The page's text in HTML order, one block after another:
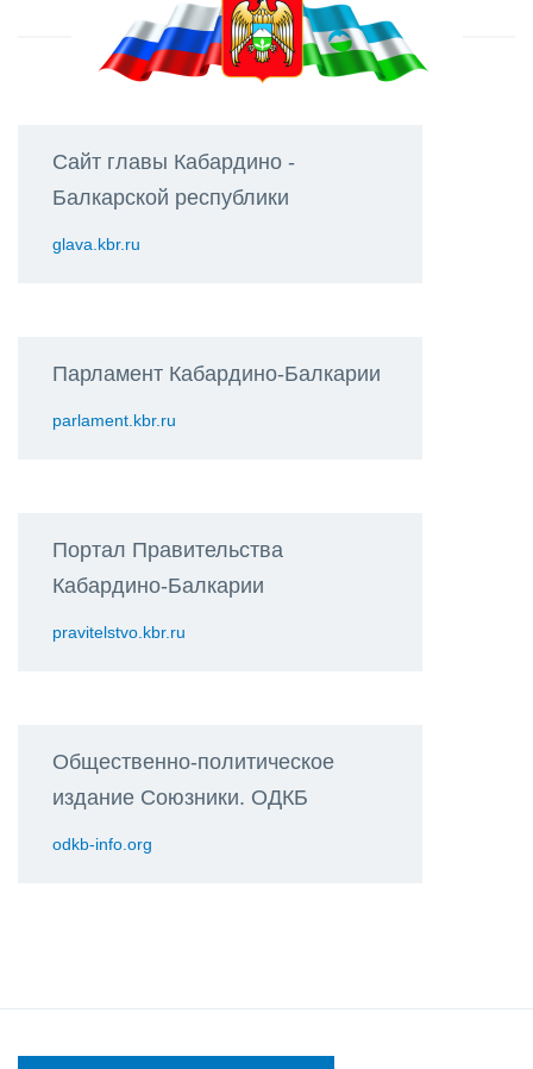
Сайт главы Кабардино -
Балкарской республики
glava.kbr.ru
Парламент Кабардино-Балкарии
parlament.kbr.ru
Портал Правительства
Кабардино-Балкарии
pravitelstvo.kbr.ru
Общественно-политическое
издание Союзники. ОДКБ
odkb-info.org